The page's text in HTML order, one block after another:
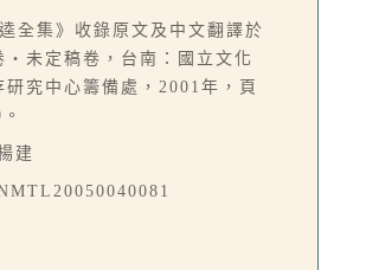
全集》收錄原文及中文翻譯於
‧未定稿卷，台南：國立文化
研究中心籌備處，2001年，頁
建